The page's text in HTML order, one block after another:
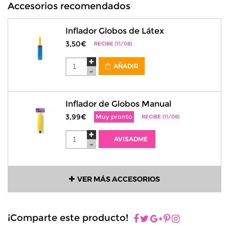
Accesorios recomendados
Inflador Globos de Látex
3,50€ RECIBE (11/08)
AÑADIR
Inflador de Globos Manual
3,99€ Muy pronto RECIBE (11/08)
AVISADME
VER MÁS ACCESORIOS
¡Comparte este producto!